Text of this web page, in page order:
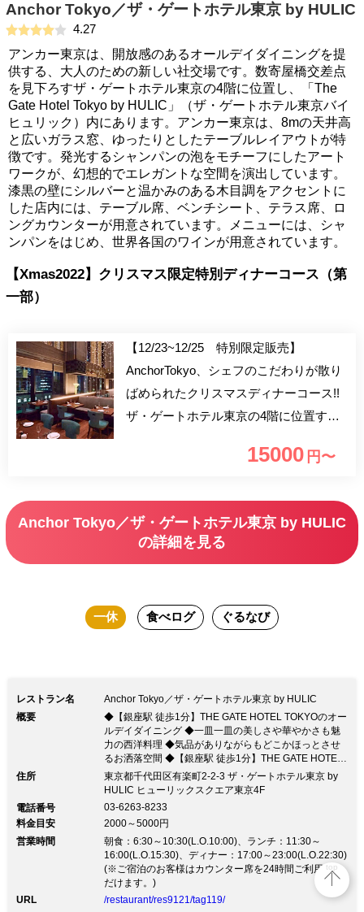
Anchor Tokyo／ザ・ゲートホテル東京 by HULIC
4.27
アンカー東京は、開放感のあるオールデイダイニングを提
供する、大人のための新しい社交場です。数寄屋橋交差点
を見下ろすザ・ゲートホテル東京の4階に位置し、「The
Gate Hotel Tokyo by HULIC」（ザ・ゲートホテル東京バイ
ヒュリック）内にあります。アンカー東京は、8mの天井高
と広いガラス窓、ゆったりとしたテーブルレイアウトが特
徴です。発光するシャンパンの泡をモチーフにしたアート
ワークが、幻想的でエレガントな空間を演出しています。
漆黒の壁にシルバーと温かみのある木目調をアクセントに
した店内には、テーブル席、ベンチシート、テラス席、ロ
ングカウンターが用意されています。メニューには、シャ
ンパンをはじめ、世界各国のワインが用意されています。
【Xmas2022】クリスマス限定特別ディナーコース（第
一部）
【12/23~12/25 特別限定販売】
AnchorTokyo、シェフのこだわりが散り
ばめられたクリスマスディナーコース!!
ザ・ゲートホテル東京の4階に位置する
敵なクリスマスをお過ごし下さいませ。
15000 円〜
Anchor Tokyo／ザ・ゲートホテル東京 by HULIC
の詳細を見る
一休 食べログ ぐるなび
レストラン名
Anchor Tokyo／ザ・ゲートホテル東京 by HULIC
概要
◆【銀座駅 徒歩1分】THE GATE HOTEL TOKYOのオー
ルデイダイニング ◆一皿一皿の美しさや華やかさも魅
力の西洋料理 ◆気品がありながらもどこかほっとさせ
るお洒落空間 ◆【銀座駅 徒歩1分】THE GATE HOTEL
TOKYOのオールデイダイニング ◆一皿一皿の美しさや
華やかさも魅力の西洋料理 ◆気品がありながらもどこ
界の銘酒やグラスワインとともに酔いしれる…。 西洋
料理をベースにしたお料理が楽しめる《オールデイダイ
ニング》。 妥協のない素材選びと確かな料理法から生
み出されるお料理は、 目で見ても楽しめる美食揃いで
す。 ■ 料理 ■ ・シャルキュトリー ～ソムリエのおつま
み～ … 1,850円（税込） ┗ワイン片手にちょっとおつ
まみが欲しい際にオススメの一品です。 ゆったりと過
住所
東京都千代田区有楽町2-2-3 ザ・ゲートホテル東京 by
HULIC ヒューリックスクエア東京4F
電話番号
03-6263-8233
料金目安
2000～5000円
営業時間
朝食：6:30～10:30(L.O.10:00)、ランチ：11:30～
16:00(L.O.15:30)、ディナー：17:00～23:00(L.O.22:30)
(※ご宿泊のお客様はカウンター席を24時間ご利用いた
だけます。)
URL
/restaurant/res9121/tag119/
top